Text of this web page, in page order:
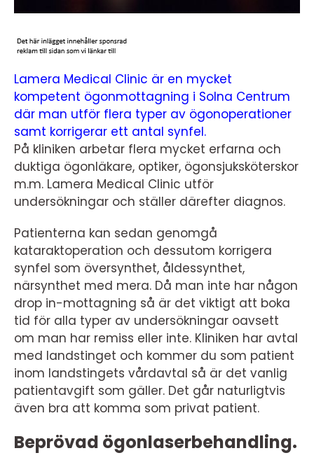
Lamera Medical Clinic är en mycket
kompetent ögonmottagning i Solna Centrum
där man utför flera typer av ögonoperationer
samt korrigerar ett antal synfel.
På kliniken arbetar flera mycket erfarna och
duktiga ögonläkare, optiker, ögonsjuksköterskor
m.m. Lamera Medical Clinic utför
undersökningar och ställer därefter diagnos.
Patienterna kan sedan genomgå
kataraktoperation och dessutom korrigera
synfel som översynthet, åldessynthet,
närsynthet med mera. Då man inte har någon
drop in-mottagning så är det viktigt att boka
tid för alla typer av undersökningar oavsett
om man har remiss eller inte. Kliniken har avtal
med landstinget och kommer du som patient
inom landstingets vårdavtal så är det vanlig
patientavgift som gäller. Det går naturligtvis
även bra att komma som privat patient.
Beprövad ögonlaserbehandling.